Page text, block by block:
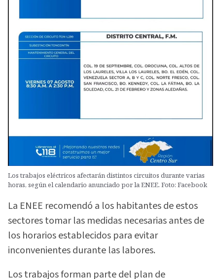
Los trabajos eléctricos afectarán distintos circuitos durante varias
horas, según el calendario anunciado por la ENEE. Foto: Facebook
La ENEE recomendó a los habitantes de estos
sectores tomar las medidas necesarias antes de
los horarios establecidos para evitar
inconvenientes durante las labores.
Los trabajos forman parte del plan de